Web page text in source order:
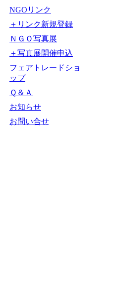
NGOリンク
＋リンク新規登録
ＮＧＯ写真展
＋写真展開催申込
フェアトレードショ
ップ
Ｑ＆Ａ
お知らせ
お問い合せ